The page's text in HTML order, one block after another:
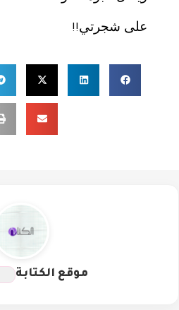
على شجرتي!!
موقع الكتابة